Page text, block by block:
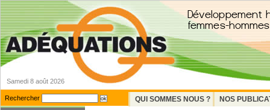
Samedi 8 août 2026
Rechercher QUI SOMMES NOUS ?
NOS